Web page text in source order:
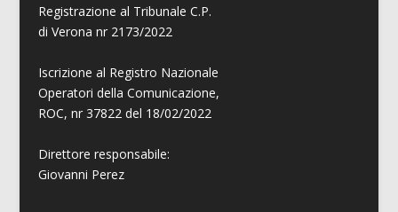
Registrazione al Tribunale C.P.
di Verona nr 2173/2022
Iscrizione al Registro Nazionale
Operatori della Comunicazione,
ROC, nr 37822 del 18/02/2022
Direttore responsabile:
Giovanni Perez